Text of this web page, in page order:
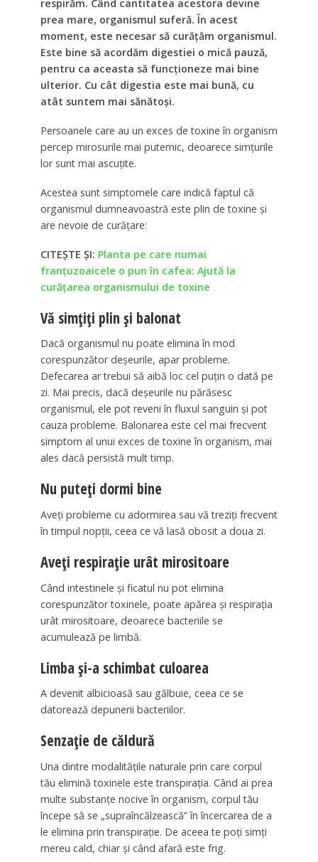
respirăm. Când cantitatea acestora devine
prea mare, organismul suferă. În acest
moment, este necesar să curățăm organismul.
Este bine să acordăm digestiei o mică pauză,
pentru ca aceasta să funcționeze mai bine
ulterior. Cu cât digestia este mai bună, cu
atât suntem mai sănătoși.
Persoanele care au un exces de toxine în organism
percep mirosurile mai puternic, deoarece simțurile
lor sunt mai ascuțite.
Acestea sunt simptomele care indică faptul că
organismul dumneavoastră este plin de toxine și
are nevoie de curățare:
CITEȘTE ȘI: Planta pe care numai
franțuzoaicele o pun în cafea: Ajută la
curățarea organismului de toxine
Vă simțiți plin și balonat
Dacă organismul nu poate elimina în mod
corespunzător deșeurile, apar probleme.
Defecarea ar trebui să aibă loc cel puțin o dată pe
zi. Mai precis, dacă deșeurile nu părăsesc
organismul, ele pot reveni în fluxul sanguin și pot
cauza probleme. Balonarea este cel mai frecvent
simptom al unui exces de toxine în organism, mai
ales dacă persistă mult timp.
Nu puteți dormi bine
Aveți probleme cu adormirea sau vă treziți frecvent
în timpul nopții, ceea ce vă lasă obosit a doua zi.
Aveți respirație urât mirositoare
Când intestinele și ficatul nu pot elimina
corespunzător toxinele, poate apărea și respirația
urât mirositoare, deoarece bacteriile se
acumulează pe limbă.
Limba și-a schimbat culoarea
A devenit albicioasă sau gălbuie, ceea ce se
datorează depunerii bacteriilor.
Senzație de căldură
Una dintre modalitățile naturale prin care corpul
tău elimină toxinele este transpirația. Când ai prea
multe substanțe nocive în organism, corpul tău
începe să se „supraîncălzească” în încercarea de a
le elimina prin transpirație. De aceea te poți simți
mereu cald, chiar și când afară este frig.